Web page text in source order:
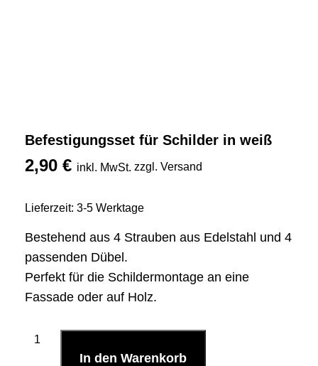
Befestigungsset für Schilder in weiß
2,90 € inkl. MwSt. zzgl. Versand
Lieferzeit: 3-5 Werktage
Bestehend aus 4 Strauben aus Edelstahl und 4
passenden Dübel.
Perfekt für die Schildermontage an eine
Fassade oder auf Holz.
In den Warenkorb